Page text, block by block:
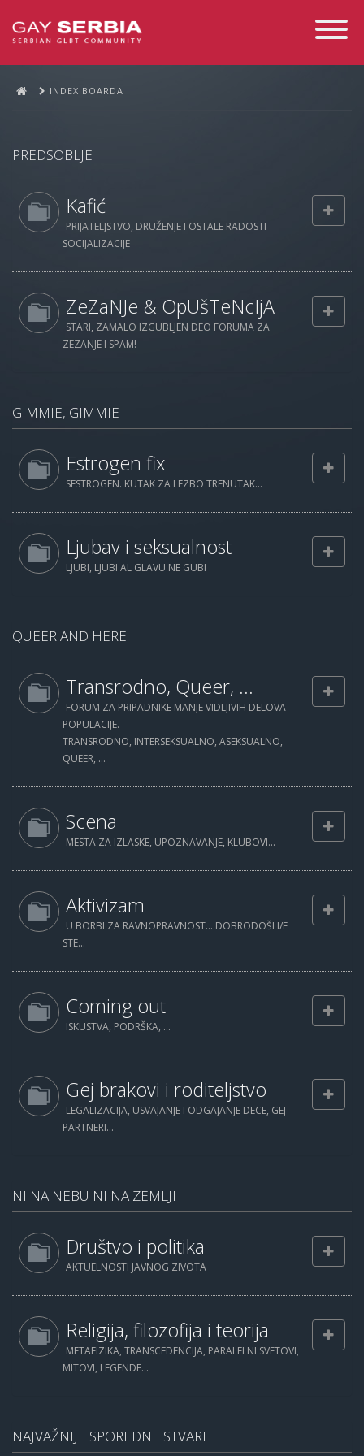
Toggle
INDEX BOARDA
PREDSOBLJE
Kafić
PRIJATELJSTVO, DRUŽENJE I OSTALE RADOSTI
SOCIJALIZACIJE
ZeZaNJe & OpUšTeNcIjA
STARI, ZAMALO IZGUBLJEN DEO FORUMA ZA
ZEZANJE I SPAM!
GIMMIE, GIMMIE
Estrogen fix
SESTROGEN. KUTAK ZA LEZBO TRENUTAK...
Ljubav i seksualnost
LJUBI, LJUBI AL GLAVU NE GUBI
QUEER AND HERE
Transrodno, Queer, ...
FORUM ZA PRIPADNIKE MANJE VIDLJIVIH DELOVA
POPULACIJE.
TRANSRODNO, INTERSEKSUALNO, ASEKSUALNO,
QUEER, ...
Scena
MESTA ZA IZLASKE, UPOZNAVANJE, KLUBOVI...
Aktivizam
U BORBI ZA RAVNOPRAVNOST... DOBRODOŠLI/E
STE...
Coming out
ISKUSTVA, PODRŠKA, ...
Gej brakovi i roditeljstvo
LEGALIZACIJA, USVAJANJE I ODGAJANJE DECE, GEJ
PARTNERI...
NI NA NEBU NI NA ZEMLJI
Društvo i politika
AKTUELNOSTI JAVNOG ZIVOTA
Religija, filozofija i teorija
METAFIZIKA, TRANSCEDENCIJA, PARALELNI SVETOVI,
MITOVI, LEGENDE...
NAJVAŽNIJE SPOREDNE STVARI